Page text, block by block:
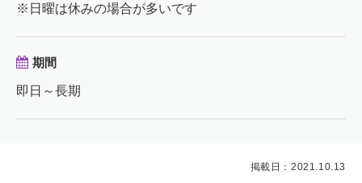
※日曜は休みの場合が多いです
期間
即日～長期
掲載日：2021.10.13